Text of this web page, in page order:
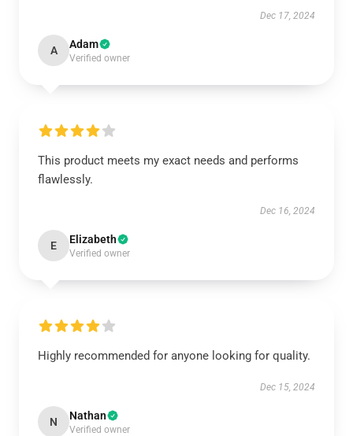
Dec 17, 2024
A Adam
Verified owner
This product meets my exact needs and performs
flawlessly.
Dec 16, 2024
E Elizabeth
Verified owner
Highly recommended for anyone looking for quality.
Dec 15, 2024
N Nathan
Verified owner